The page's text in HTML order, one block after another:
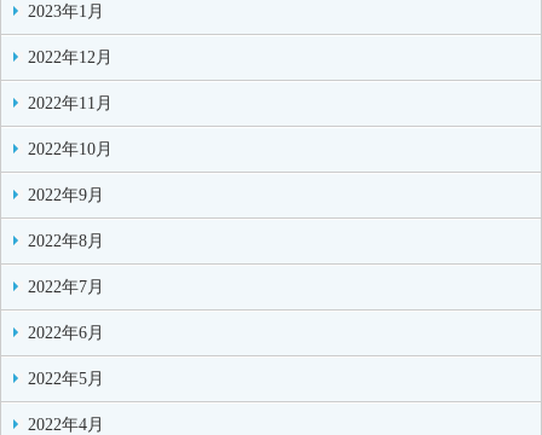
2023年1月
2022年12月
2022年11月
2022年10月
2022年9月
2022年8月
2022年7月
2022年6月
2022年5月
2022年4月